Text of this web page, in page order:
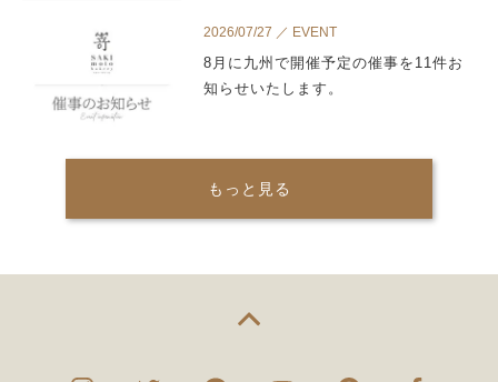
2026/07/27 ／ EVENT
8月に九州で開催予定の催事を11件お
知らせいたします。
もっと見る